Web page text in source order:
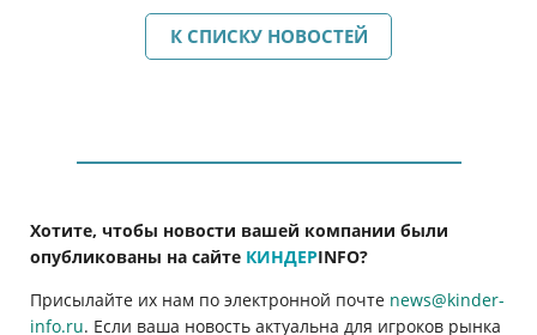
К СПИСКУ НОВОСТЕЙ
Хотите, чтобы новости вашей компании были
опубликованы на сайте КИНДЕРINFO?
Присылайте их нам по электронной почте news@kinder-
info.ru. Если ваша новость актуальна для игроков рынка